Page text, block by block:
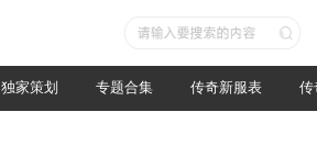
独家策划 专题合集 传奇新服表 传